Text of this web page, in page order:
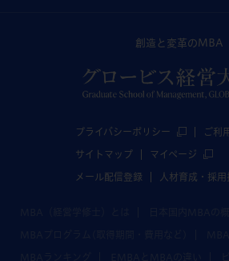
創造と変革のMBA
プライバシーポリシー ご利
サイトマップ マイページ
メール配信登録 人材育成・採